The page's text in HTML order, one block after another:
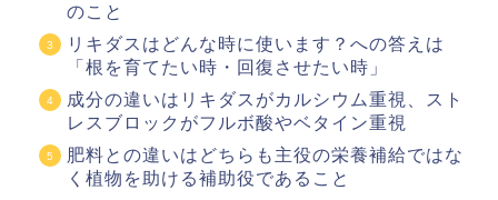
のこと
リキダスはどんな時に使います？への答えは
「根を育てたい時・回復させたい時」
成分の違いはリキダスがカルシウム重視、スト
レスブロックがフルボ酸やベタイン重視
肥料との違いはどちらも主役の栄養補給ではな
く植物を助ける補助役であること